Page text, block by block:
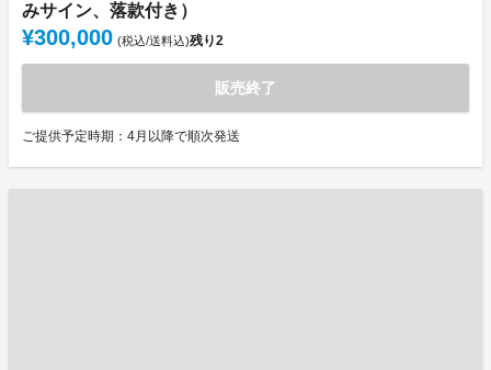
みサイン、落款付き）
¥300,000 (税込/送料込)残り2
販売終了
ご提供予定時期：4月以降で順次発送